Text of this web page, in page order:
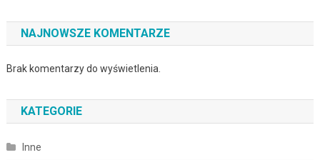
NAJNOWSZE KOMENTARZE
Brak komentarzy do wyświetlenia.
KATEGORIE
Inne